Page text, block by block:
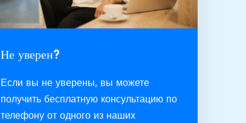
Не уверен?
Если вы не уверены, вы можете
получить бесплатную консультацию по
телефону от одного из наших